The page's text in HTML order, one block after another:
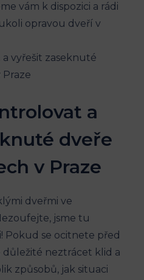
vám k dispozici a rádi
opravou dveří v
a
dveře
v Praze
dveřmi ve
jsme tu
Pokud se ocitnete před
důležité neztrácet klid a
způsobů, jak situaci